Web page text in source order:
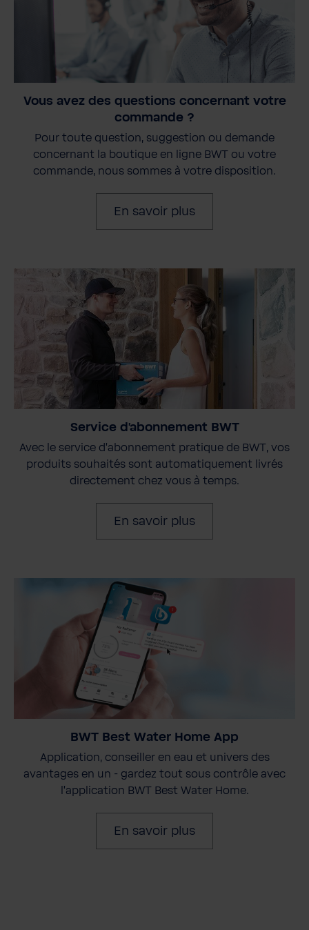
Vous avez des questions concernant votre
commande ?
Pour toute question, suggestion ou demande
concernant la boutique en ligne BWT ou votre
commande, nous sommes à votre disposition.
En savoir plus
Service d'abonnement BWT
Avec le service d'abonnement pratique de BWT, vos
produits souhaités sont automatiquement livrés
directement chez vous à temps.
En savoir plus
BWT Best Water Home App
Application, conseiller en eau et univers des
avantages en un - gardez tout sous contrôle avec
l'application BWT Best Water Home.
En savoir plus